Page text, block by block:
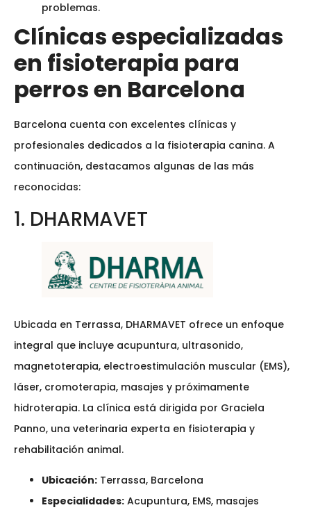
problemas.
Clínicas especializadas
en fisioterapia para
perros en Barcelona
Barcelona cuenta con excelentes clínicas y
profesionales dedicados a la fisioterapia canina. A
continuación, destacamos algunas de las más
reconocidas:
1. DHARMAVET
Ubicada en Terrassa, DHARMAVET ofrece un enfoque
integral que incluye acupuntura, ultrasonido,
magnetoterapia, electroestimulación muscular (EMS),
láser, cromoterapia, masajes y próximamente
hidroterapia. La clínica está dirigida por Graciela
Panno, una veterinaria experta en fisioterapia y
rehabilitación animal.
Ubicación: Terrassa, Barcelona
Especialidades: Acupuntura, EMS, masajes